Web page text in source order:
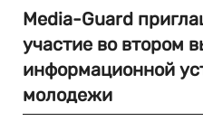
Media-Guard
участие во втором
информационной
молодежи